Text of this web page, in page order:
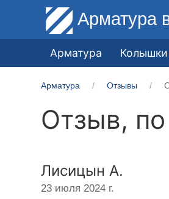
Арматура
Арматура Колышки
Арматура Отзывы
Отзыв,
Лисицын А.
23 июля 2024 г.